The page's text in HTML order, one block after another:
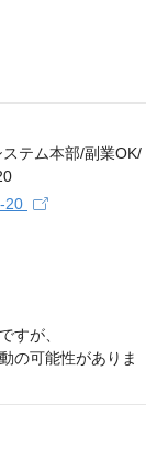
20
すが、
の可能性がありま